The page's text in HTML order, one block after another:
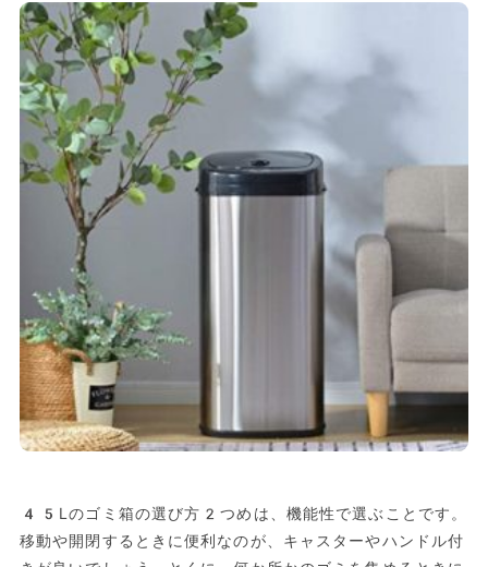
45Lのゴミ箱の選び方2つめは、機能性で選ぶことです。
移動や開閉するときに便利なのが、キャスターやハンドル付